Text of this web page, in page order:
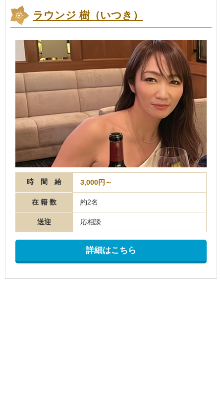
ラウンジ 樹（いつき）
時 間 給 3,000円～
在 籍 数 約2名
送迎 応相談
詳細はこちら